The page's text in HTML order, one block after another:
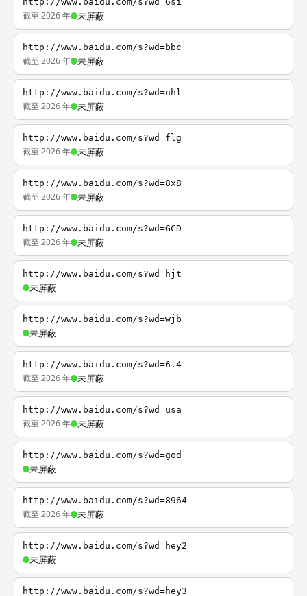
截至 2026 年 未屏蔽
http://www.baidu.com/s?wd=bbc
截至 2026 年 未屏蔽
http://www.baidu.com/s?wd=nhl
截至 2026 年 未屏蔽
http://www.baidu.com/s?wd=flg
截至 2026 年 未屏蔽
http://www.baidu.com/s?wd=8x8
截至 2026 年 未屏蔽
http://www.baidu.com/s?wd=GCD
截至 2026 年 未屏蔽
http://www.baidu.com/s?wd=hjt
未屏蔽
http://www.baidu.com/s?wd=wjb
未屏蔽
http://www.baidu.com/s?wd=6.4
截至 2026 年 未屏蔽
http://www.baidu.com/s?wd=usa
截至 2026 年 未屏蔽
http://www.baidu.com/s?wd=god
未屏蔽
http://www.baidu.com/s?wd=8964
截至 2026 年 未屏蔽
http://www.baidu.com/s?wd=hey2
未屏蔽
http://www.baidu.com/s?wd=hey3